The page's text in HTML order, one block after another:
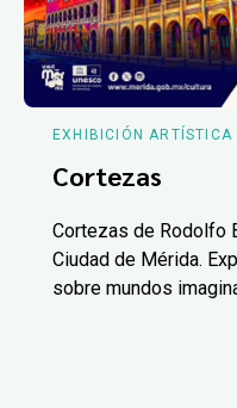
EXHIBICIÓN ARTÍSTICA
Cortezas
Cortezas de Rodolfo
Ciudad de Mérida.
sobre mundos